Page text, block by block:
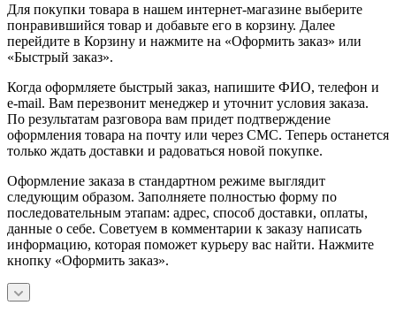
Для покупки товара в нашем интернет-магазине выберите
понравившийся товар и добавьте его в корзину. Далее
перейдите в Корзину и нажмите на «Оформить заказ» или
«Быстрый заказ».
Когда оформляете быстрый заказ, напишите ФИО, телефон и
e-mail. Вам перезвонит менеджер и уточнит условия заказа.
По результатам разговора вам придет подтверждение
оформления товара на почту или через СМС. Теперь останется
только ждать доставки и радоваться новой покупке.
Оформление заказа в стандартном режиме выглядит
следующим образом. Заполняете полностью форму по
последовательным этапам: адрес, способ доставки, оплаты,
данные о себе. Советуем в комментарии к заказу написать
информацию, которая поможет курьеру вас найти. Нажмите
кнопку «Оформить заказ».